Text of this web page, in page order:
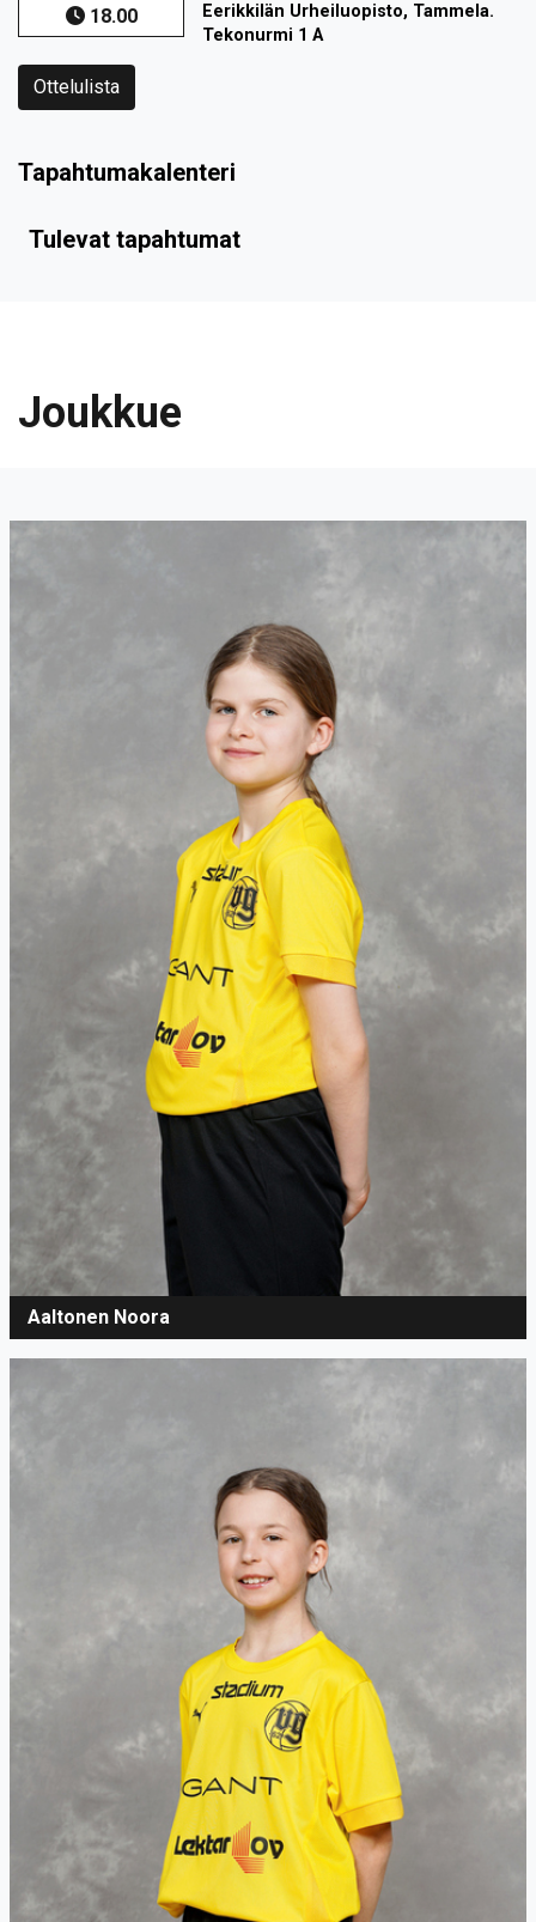
18.00
Eerikkilän Urheiluopisto, Tammela.
Tekonurmi 1 A
Ottelulista
Tapahtumakalenteri
Tulevat tapahtumat
Joukkue
Aaltonen Noora